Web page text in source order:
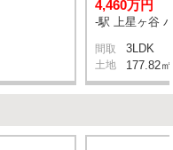
4,460万円
-駅 上星ヶ谷
間取 3LDK
土地 177.82㎡